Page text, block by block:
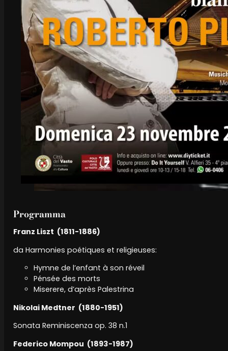
Programma
Franz Liszt (1811-1886)
da Harmonies poétiques et religieuses:
Hymne de l’enfant à son réveil
Pénsée des morts
Miserere, d’après Palestrina
Nikolai Medtner (1880-1951)
Sonata Reminiscenza op. 38 n.1
Federico Mompou (1893-1987)